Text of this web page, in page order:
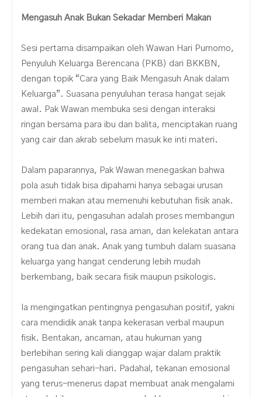
Mengasuh Anak Bukan Sekadar Memberi Makan
Sesi pertama disampaikan oleh Wawan Hari Purnomo,
Penyuluh Keluarga Berencana (PKB) dari BKKBN,
dengan topik “Cara yang Baik Mengasuh Anak dalam
Keluarga”. Suasana penyuluhan terasa hangat sejak
awal. Pak Wawan membuka sesi dengan interaksi
ringan bersama para ibu dan balita, menciptakan ruang
yang cair dan akrab sebelum masuk ke inti materi.
Dalam paparannya, Pak Wawan menegaskan bahwa
pola asuh tidak bisa dipahami hanya sebagai urusan
memberi makan atau memenuhi kebutuhan fisik anak.
Lebih dari itu, pengasuhan adalah proses membangun
kedekatan emosional, rasa aman, dan kelekatan antara
orang tua dan anak. Anak yang tumbuh dalam suasana
keluarga yang hangat cenderung lebih mudah
berkembang, baik secara fisik maupun psikologis.
Ia mengingatkan pentingnya pengasuhan positif, yakni
cara mendidik anak tanpa kekerasan verbal maupun
fisik. Bentakan, ancaman, atau hukuman yang
berlebihan sering kali dianggap wajar dalam praktik
pengasuhan sehari-hari. Padahal, tekanan emosional
yang terus-menerus dapat membuat anak mengalami